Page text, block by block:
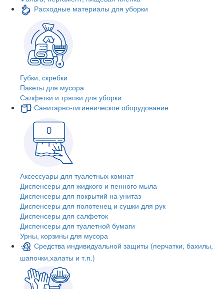
Расходные материалы для уборки
Губки, скребки
Пакеты для мусора
Салфетки и тряпки для уборки
Санитарно-гигиеническое оборудование
Аксессуары для туалетных комнат
Диспенсеры для жидкого и пенного мыла
Диспенсеры для покрытий на унитаз
Диспенсеры для полотенец и сушки для рук
Диспенсеры для салфеток
Диспенсеры для туалетной бумаги
Урны, корзины для мусора
Средства индивидуальной защиты (перчатки, бахилы,
шапочки,халаты и т.п.)